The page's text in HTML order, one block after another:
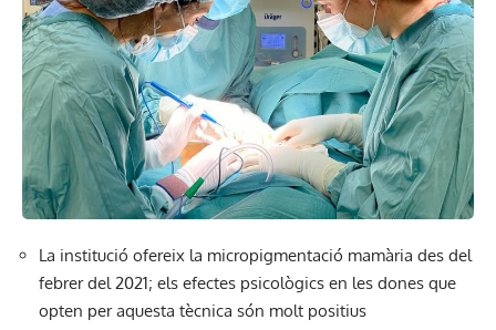
La institució ofereix la micropigmentació mamària des del
febrer del 2021; els efectes psicològics en les dones que
opten per aquesta tècnica són molt positius